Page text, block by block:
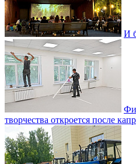
И
творчества откроется после